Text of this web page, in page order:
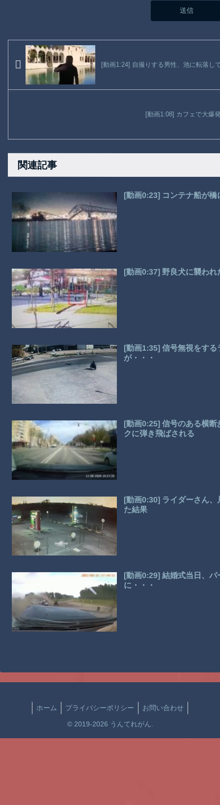
[動画1:24] 自撮りする男性、池に転落し
[動画1:08] カフェで大爆
関連記事
[動画0:23] コンテナ船が
[動画0:37] 野良犬に襲わ
[動画1:35] 信号無視をす
が・・・
[動画0:25] 信号のある横
クに弾き飛ばされる
[動画0:30] ライダーさん
た結果
[動画0:29] 結婚式当日、
に・・・
ホーム プライバシーポリシー お問い合わせ
© 2019-2026 うんてれがん.